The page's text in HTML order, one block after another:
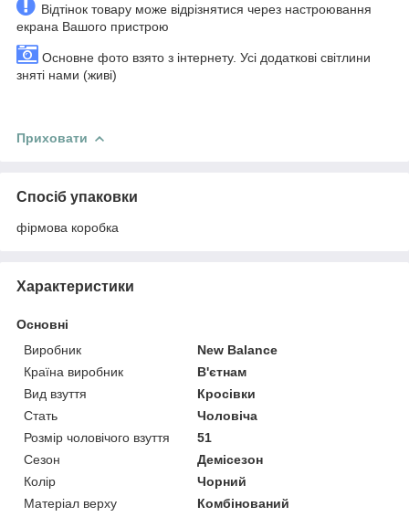
Відтінок товару може відрізнятися через настроювання
екрана Вашого пристрою
Основне фото взято з інтернету. Усі додаткові світлини
зняті нами (живі)
Приховати
Спосіб упаковки
фірмова коробка
Характеристики
Основні
Виробник
New Balance
Країна виробник
В'єтнам
Вид взуття
Кросівки
Стать
Чоловіча
Розмір чоловічого взуття
51
Сезон
Демісезон
Колір
Чорний
Матеріал верху
Комбінований